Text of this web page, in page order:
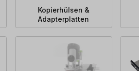
Kopierhülsen &
Adapterplatten